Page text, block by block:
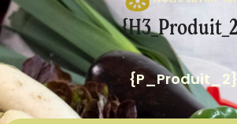
{P_Produit_2}